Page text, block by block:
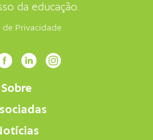
da educação.
de Privacidade
Sobre